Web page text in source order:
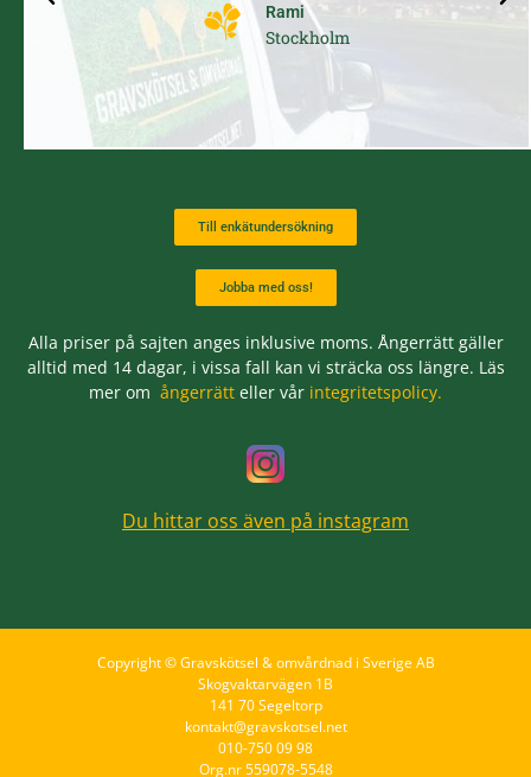
Rami
Stockholm
Till enkätundersökning
Jobba med oss!
Alla priser på sajten anges inklusive moms. Ångerrätt gäller
alltid med 14 dagar, i vissa fall kan vi sträcka oss längre. Läs
mer om ångerrätt eller vår integritetspolicy.
Du hittar oss även på instagram
Copyright © Gravskötsel & omvårdnad i Sverige AB
Skogvaktarvägen 1B
141 70 Segeltorp
kontakt@gravskotsel.net
010-750 09 98
Org.nr 559078-5548